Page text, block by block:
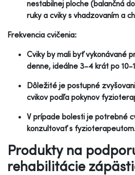
nestabilnej ploche (balančná
ruky a cviky s vhadzovaním a
Frekvencia cvičenia:
Cviky by mali byť vykonávané
denne, ideálne 3-4 krát po 10-
Dôležité je postupné
cvikov podľa pokynov
V prípade bolesti je potrebné
konzultovať s
Produkty na
rehabilitácie